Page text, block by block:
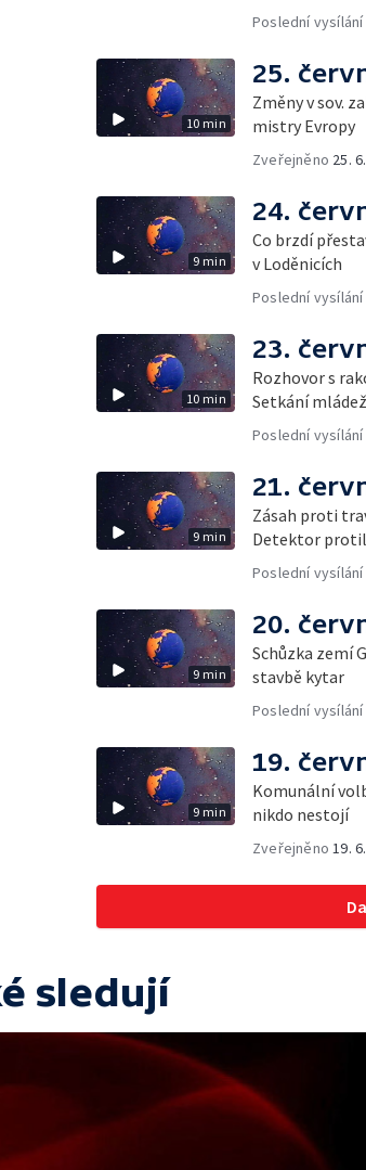
Poslední vysílání
10 min
25.
Změny v sov.
mistry Evropy
Zveřejněno 25.
9 min
24.
Co brzdí
v Loděnicích
Poslední vysílání
10 min
23.
Rozhovor s
Setkání
Poslední vysílání
9 min
21.
Zásah proti
Detektor
Poslední vysílání
9 min
20.
Schůzka zemí
stavbě kytar
Poslední vysílání
9 min
19.
Komunální
nikdo nestojí
Zveřejněno 19.
sledují